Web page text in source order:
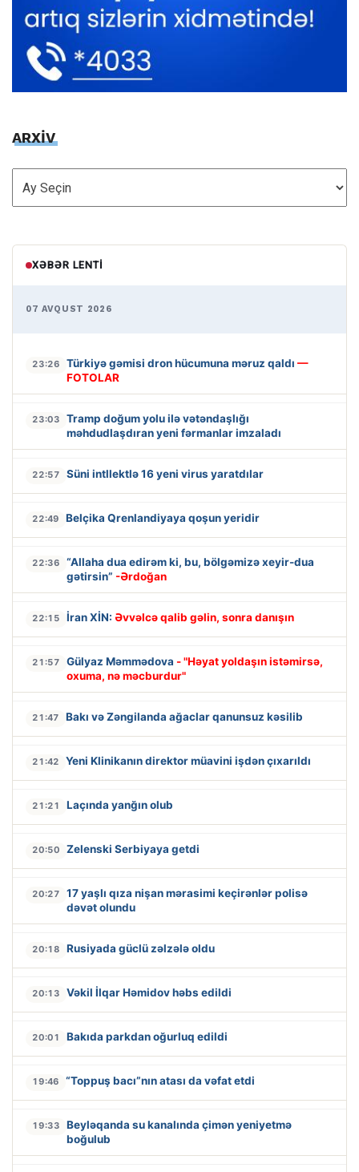
ARXİV
ARXİV
XƏBƏR LENTI
07 AVQUST 2026
23:26 Türkiyə gəmisi dron hücumuna məruz qaldı —
FOTOLAR
23:03
Tramp doğum yolu ilə vətəndaşlığı
məhdudlaşdıran yeni fərmanlar imzaladı
22:57 Süni intllektlə 16 yeni virus yaratdılar
22:49 Belçika Qrenlandiyaya qoşun yeridir
22:36
“Allaha dua edirəm ki, bu, bölgəmizə xeyir-dua
gətirsin” -Ərdoğan
22:15 İran XİN: Əvvəlcə qalib gəlin, sonra danışın
21:57 Gülyaz Məmmədova - "Həyat yoldaşın istəmirsə,
oxuma, nə məcburdur"
21:47 Bakı və Zəngilanda ağaclar qanunsuz kəsilib
21:42 Yeni Klinikanın direktor müavini işdən çıxarıldı
21:21 Laçında yanğın olub
20:50 Zelenski Serbiyaya getdi
20:27
17 yaşlı qıza nişan mərasimi keçirənlər polisə
dəvət olundu
20:18 Rusiyada güclü zəlzələ oldu
20:13 Vəkil İlqar Həmidov həbs edildi
20:01 Bakıda parkdan oğurluq edildi
19:46 “Toppuş bacı”nın atası da vəfat etdi
19:33
Beyləqanda su kanalında çimən yeniyetmə
boğulub